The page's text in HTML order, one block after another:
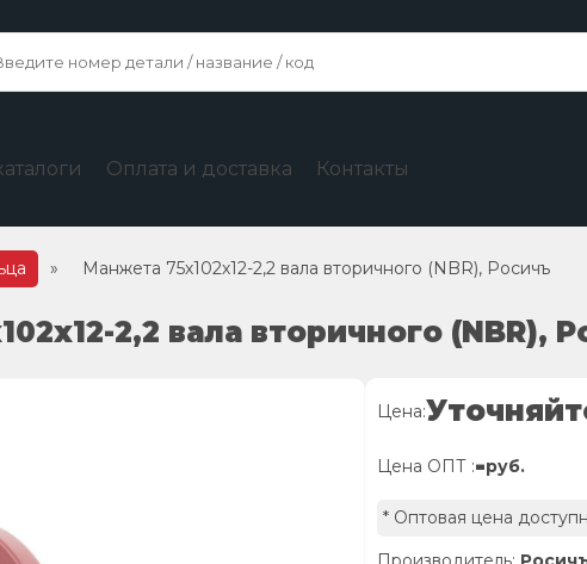
Оплата и доставка Контакты
» Манжета 75х102х12-2,2 вала вторичного (NBR), Росичъ
2,2 вала вторичного (NBR),
Цена:
Цена ОПТ :-руб.
* Оптовая цена